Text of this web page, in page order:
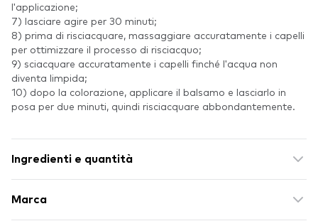
l'applicazione;
7) lasciare agire per 30 minuti;
8) prima di risciacquare, massaggiare accuratamente i capelli
per ottimizzare il processo di risciacquo;
9) sciacquare accuratamente i capelli finché l'acqua non
diventa limpida;
10) dopo la colorazione, applicare il balsamo e lasciarlo in
posa per due minuti, quindi risciacquare abbondantemente.
Ingredienti e quantità
Marca